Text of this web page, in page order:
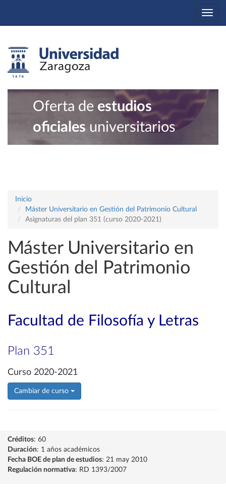
Oferta de estudios
oficiales universitarios
Inicio
Máster Universitario en Gestión del Patrimonio Cultural
Asignaturas del plan 351 (curso 2020-2021)
Máster Universitario en
Gestión del Patrimonio
Cultural
Facultad de Filosofía y Letras
Plan 351
Curso 2020-2021
Cambiar de curso
Créditos: 60
Duración: 1 años académicos
Fecha BOE de plan de estudios: 21 may 2010
Regulación normativa: RD 1393/2007